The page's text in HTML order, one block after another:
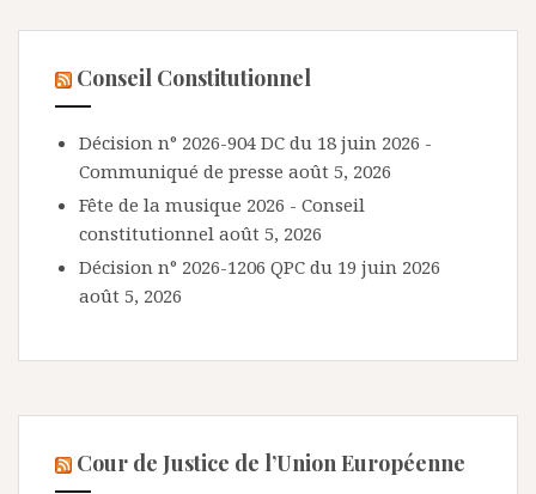
Conseil Constitutionnel
Décision n° 2026-904 DC du 18 juin 2026 -
Communiqué de presse août 5, 2026
Fête de la musique 2026 - Conseil
constitutionnel août 5, 2026
Décision n° 2026-1206 QPC du 19 juin 2026
août 5, 2026
Cour de Justice de l’Union Européenne